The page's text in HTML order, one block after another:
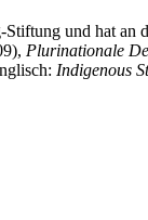
und hat
Plurinationale
Indigenous